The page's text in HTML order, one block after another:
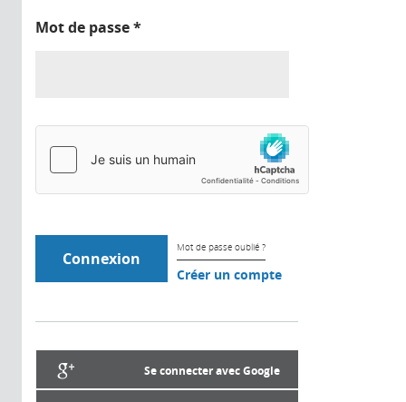
Mot de passe*
Mot de passe oublié ?
Créer un compte
Se connecter avec Google